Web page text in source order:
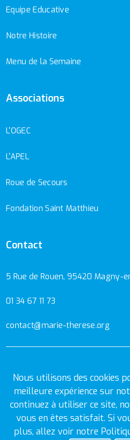
Nous utilisons des cookies
meilleure expérience sur
continuez à utiliser ce site,
vous en êtes satisfait. Si
plus, allez voir notre
Equipe Educative
Notre Histoire
Menu de la Semaine
Associations
L'OGEC
L'APEL
Roue de Secours
Fondation Saint Matthieu
Contact
5 Rue de Rouen, 95420 Magny-
01 34 67 11 73
contact@marie-therese.org
Mentions Légales Politique
© 2026Ecole et collège Marie-